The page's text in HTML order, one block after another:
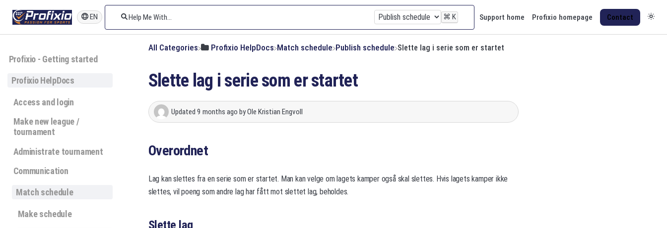
EN ⌘ K Support home Profixio homepage Contact
Profixio - Getting started
Profixio HelpDocs
Access and login
Make new league /
tournament
Administrate tournament
Communication
Match schedule
Make schedule
All Categories ​Profixio HelpDocs ​Match schedule ​Publish schedule Slette lag i serie som er startet
Slette lag i serie som er startet
Updated 9 months ago byOle Kristian Engvoll
Overordnet
Lag kan slettes fra en serie som er startet. Man kan velge om lagets kamper også skal slettes. Hvis lagets kamper ikke
slettes, vil poeng som andre lag har fått mot slettet lag, beholdes.
Slette lag